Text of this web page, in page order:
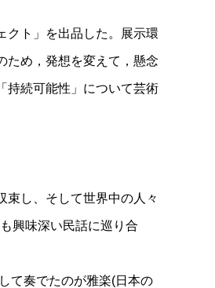
クト」を出品した。展示環
ため，発想を変えて，懸念
持続可能性」について芸術
束し、そして世界中の人々
興味深い民話に巡り合
て奏でたのが雅楽(日本の